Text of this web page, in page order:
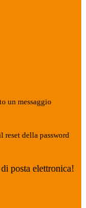
un messaggio
reset della password
posta elettronica!